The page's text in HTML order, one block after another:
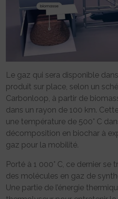
Le gaz qui sera disponible
produit sur place, selon un
Carbonloop, à partir de
dans un rayon de 100 km.
une température de 500° C
décomposition en biochar à
gaz pour la mobilité.
Porté à 1 000° C, ce dernier
des molécules en gaz de
Une partie de l’énergie